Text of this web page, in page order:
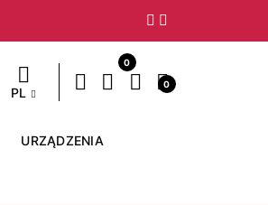
Następny
PL
0
0
URZĄDZENIA